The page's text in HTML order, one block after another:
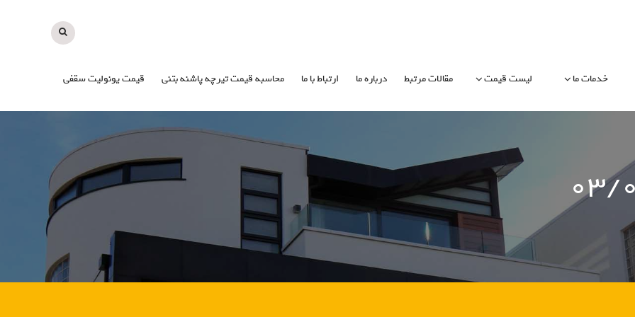
خدمات ما لیست قیمت مقالات مرتبط درباره ما ارتباط با ما محاسبه قیمت تیرچه پاشنه بتنی قیمت یونولیت سقفی